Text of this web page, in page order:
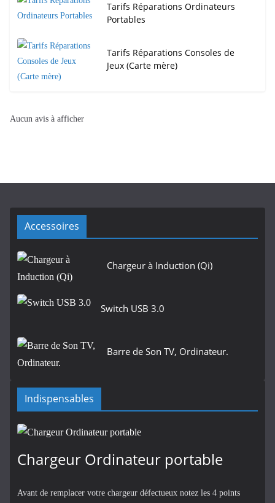
Tarifs Réparations Ordinateurs
Portables
Tarifs Réparations Consoles de
Jeux (Carte mère)
Aucun avis à afficher
Accessoires
Chargeur à Induction (Qi)
Switch USB 3.0
Barre de Son TV, Ordinateur.
Indispensables
Chargeur Ordinateur portable
Avant de remplacer votre chargeur défectueux notez les 4 points